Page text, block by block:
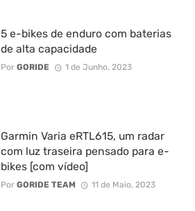
5 e-bikes de enduro com baterias
de alta capacidade
Por GORIDE 1 de Junho, 2023
Garmin Varia eRTL615, um radar
com luz traseira pensado para e-
bikes [com vídeo]
Por GORIDE TEAM 11 de Maio, 2023